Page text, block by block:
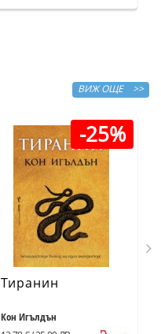
ВИЖ ОЩЕ >>
-25%
Тиранин
Кон Игълдън